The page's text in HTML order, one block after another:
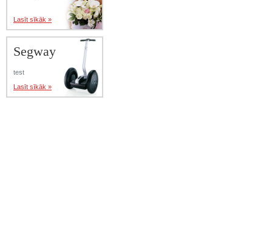
Lasīt sīkāk »
Segway
test
Lasīt sīkāk »